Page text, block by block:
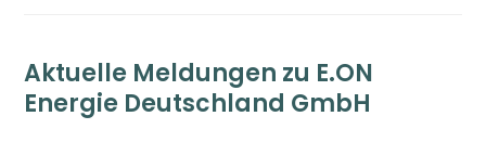
Aktuelle Meldungen zu E.ON
Energie Deutschland GmbH